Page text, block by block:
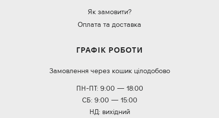
Як замовити?
Оплата та доставка
ГРАФІК РОБОТИ
Замовлення через кошик цілодобово
ПН-ПТ: 9:00 — 18:00
СБ: 9:00 — 15:00
НД: вихідний